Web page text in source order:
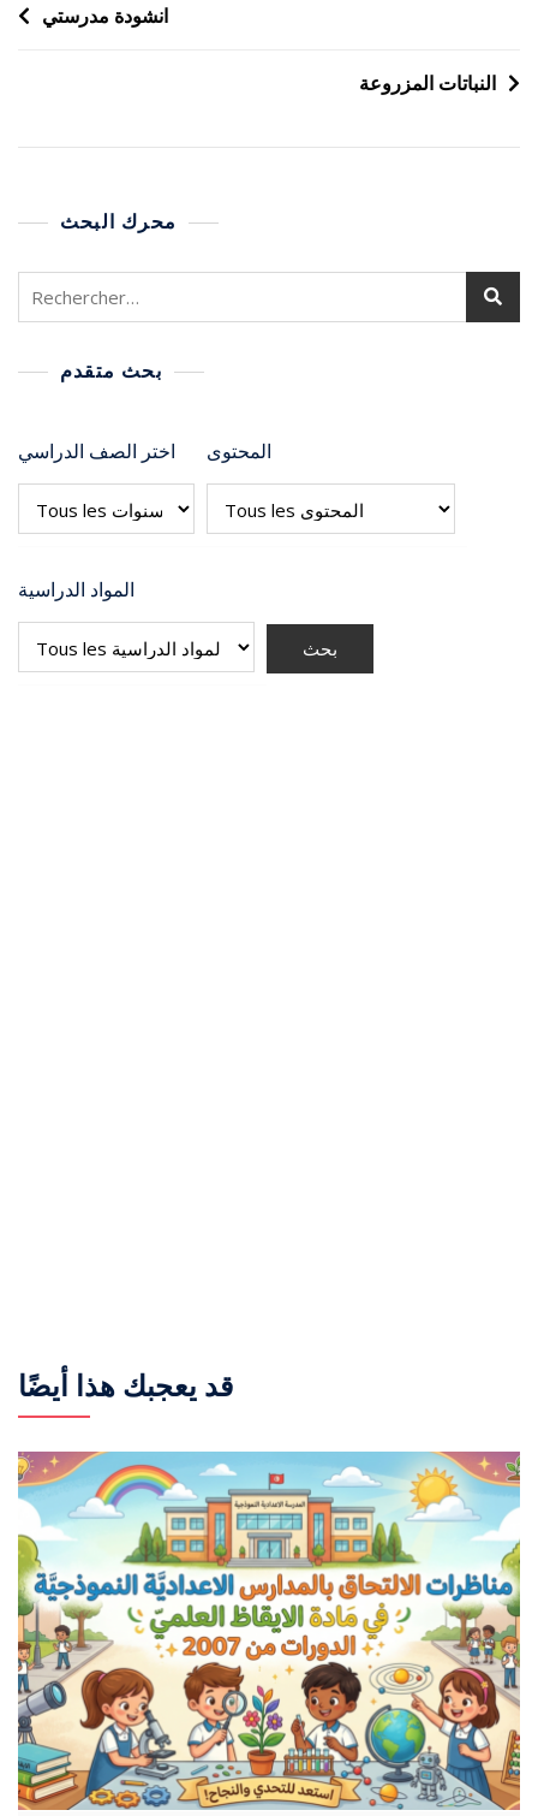
انشودة مدرستي
النباتات المزروعة
محرك البحث
بحث متقدم
اختر الصف الدراسي المحتوى
المواد الدراسية
قد يعجبك هذا أيضًا